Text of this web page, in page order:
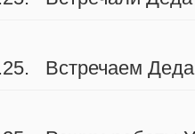
Встречаем